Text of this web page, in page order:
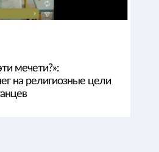
мечети?»:
на религиозные цели